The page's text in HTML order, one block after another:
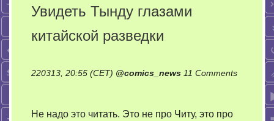
Увидеть Тынду глазами
китайской разведки
220313, 20:55 (CET) @comics_news 11 Comments
Тынду
Не надо это читать. Это не про Читу, это про